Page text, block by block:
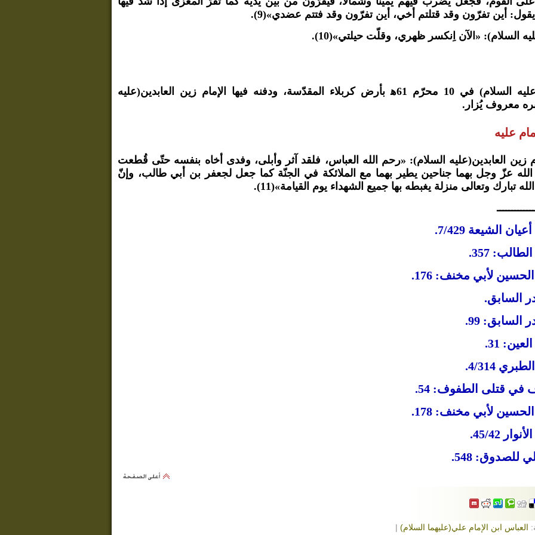
أين تفرّون وقد قتلتم أخي، أين تفرّون وقد فتتم عضدي»(9).
السلام): «الآن اِنكسر ظهري، وقلّت حيلتي»(10).
استُشهد(عليه السلام) في 10 محرّم 61ﻫ بأرض كربلاء المقدّسة، ودفنه فيها الإمام زين العابدين(عليه
معروف يُزار.
عليه
زين العابدين(عليه السلام): «رحم الله العباس، فلقد آثر وأبلى، وفدى أخاه بنفسه حتّى قُطعت
الله عزّ وجل بهما جناحين يطير بهما مع الملائكة في الجنّة كما جعل لجعفر بن أبي طالب، وإنّ
تبارك وتعالى منزلة يغبطه بها جميع الشهداء يوم القيامة»(11).
العباس ابن الإمام علي(عليهما السلام) |